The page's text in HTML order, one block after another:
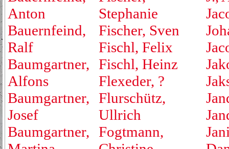
Anton
Bauernfeind,
Ralf
Baumgartner,
Alfons
Baumgartner,
Josef
Baumgartner,
Stephanie
Fischer, Sven
Fischl, Felix
Fischl, Heinz
Flexeder, ?
Flurschütz,
Ullrich
Fogtmann,